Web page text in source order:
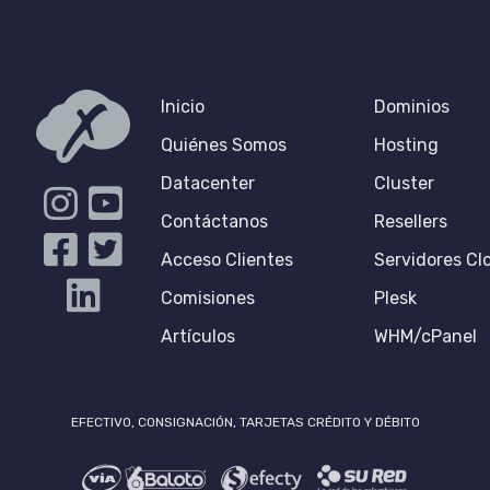
Inicio
Quiénes Somos
Datacenter
Contáctanos
Acceso Clientes
Comisiones
Artículos
Dominios
Hosting
Cluster
Resellers
Servidores
Plesk
WHM/cPanel
EFECTIVO, CONSIGNACIÓN, TARJETAS CRÉDITO Y DÉBITO